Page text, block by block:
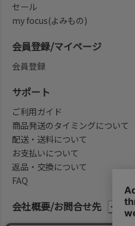
会社概要/お問合せ先
セール
my focus(よみもの)
会員登録/マイページ
会員登録
サポート
ご利用ガイド
商品発送のタイミングについて
配送・送料について
お支払いについて
返品・交換について
FAQ